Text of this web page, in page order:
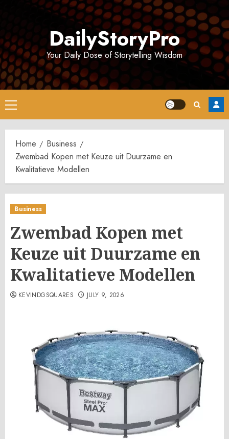
DailyStoryPro
Your Daily Dose of Storytelling Wisdom
Primary
Menu
Home
Business
Zwembad Kopen met Keuze uit Duurzame en
Kwalitatieve Modellen
Business
Zwembad Kopen met
Keuze uit Duurzame en
Kwalitatieve Modellen
KEVINDGSQUARES JULY 9, 2026